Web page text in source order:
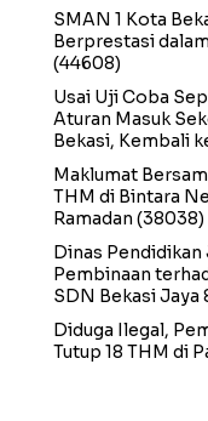
SMAN 1 Kota
Berprestasi
(44608)
Usai Uji Coba
Aturan Masuk
Bekasi, Kembali
Maklumat
THM di Bintara
Ramadan (38038)
Dinas Pendidikan
Pembinaan
SDN Bekasi Jaya
Diduga Ilegal,
Tutup 18 THM di